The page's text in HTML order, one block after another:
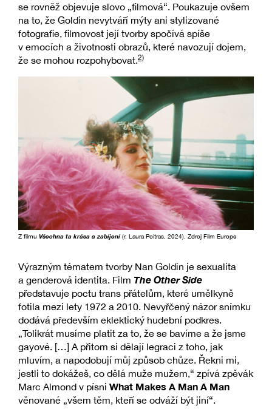
se rovněž objevuje slovo „filmová“. Poukazuje ovšem
na to, že Goldin nevytváří mýty ani stylizované
fotografie, filmovost její tvorby spočívá spíše
v emocích a životnosti obrazů, které navozují dojem,
že se mohou rozpohybovat.2)
Z filmu Všechna ta krása a zabíjení(r. Laura Poitras, 2024). Zdroj Film Europe
Výrazným tématem tvorby Nan Goldin je sexualita
a genderová identita. Film The Other Side
představuje poctu trans přátelům, které umělkyně
fotila mezi lety 1972 a 2010. Nevyřčený názor snímku
dodává především eklektický hudební podkres.
„Tolikrát musíme platit za to, že se bavíme a že jsme
gayové. […] A přitom si dělají legraci z toho, jak
mluvím, a napodobují můj způsob chůze. Řekni mi,
jestli to dokážeš, co dělá muže mužem,“ zpívá zpěvák
Marc Almond v písni What Makes A Man A Man
věnované „všem těm, kteří se odváží být jiní“.